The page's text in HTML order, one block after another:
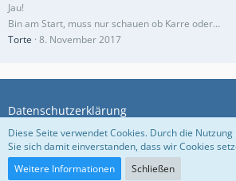
Jau!
Bin am Start, muss nur schauen ob Karre oder…
Torte 8. November 2017
Datenschutzerklärung
Community-Software:
Diese Seite verwendet Cookies. Durch die
Sie sich damit einverstanden, dass wir Cookies
Weitere Informationen
Schließen